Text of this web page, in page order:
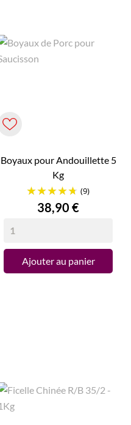
Boyaux pour Andouillette 5
Kg
(9)
Prix
38,90 €
Ajouter au panier